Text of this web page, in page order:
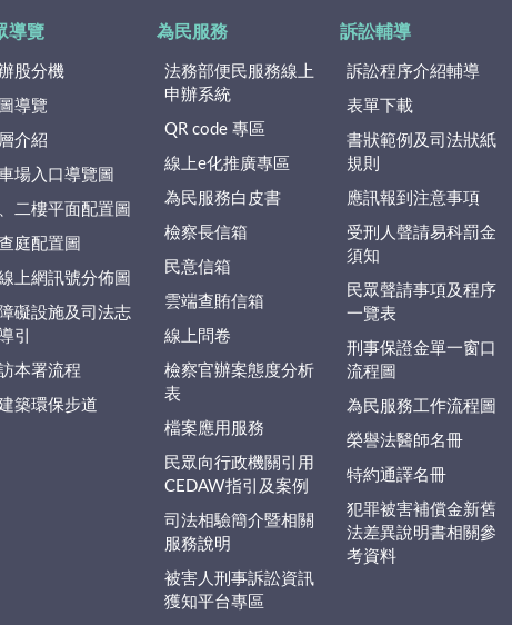
導覽
股分機
導覽
介紹
場入口導覽圖
二樓平面配置圖
庭配置圖
上網訊號分佈圖
礙設施及司法志
引
本署流程
築環保步道
為民服務
法務部便民服務線上
申辦系統
QR code 專區
線上e化推廣專區
為民服務白皮書
檢察長信箱
民意信箱
雲端查賄信箱
線上問卷
檢察官辦案態度分析
表
檔案應用服務
民眾向行政機關引用
CEDAW指引及案例
司法相驗簡介暨相關
服務說明
被害人刑事訴訟資訊
獲知平台專區
訴訟輔導
訴訟程序介紹輔導
表單下載
書狀範例及司法狀紙
規則
應訊報到注意事項
受刑人聲請易科罰金
須知
民眾聲請事項及程序
一覽表
刑事保證金單一窗口
流程圖
為民服務工作流程圖
榮譽法醫師名冊
特約通譯名冊
犯罪被害補償金新舊
法差異說明書相關參
考資料